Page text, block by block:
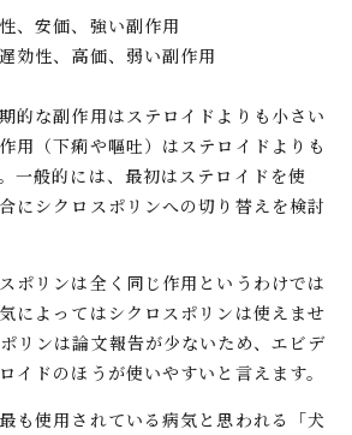
、安価、強い副作用
効性、高価、弱い副作用
的な副作用はステロイドよりも小さい
用（下痢や嘔吐）はステロイドよりも
一般的には、最初はステロイドを使
にシクロスポリンへの切り替えを検討
ポリンは全く同じ作用というわけでは
によってはシクロスポリンは使えませ
リンは論文報告が少ないため、エビデ
イドのほうが使いやすいと言えます。
も使用されている病気と思われる「犬